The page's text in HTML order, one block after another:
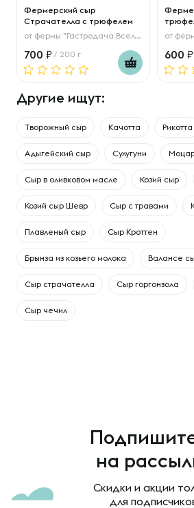
Фермерский сыр
Страчателла с трюфелем
от фермы "Гастродача Вселуг"
700 / 200 г
от
600
Другие ищут:
Творожный сыр Качотта Рикотта
Адыгейский сыр Сулугуни
Сыр в оливковом масле Козий сыр
Козий сыр Шевр Сыр с травами
Плавленый сыр Сыр Кроттен
Брынза из козьего молока Валансе
Сыр страчателла Сыр горгонзола
Сыр чечил
на
Скидки и акции
для